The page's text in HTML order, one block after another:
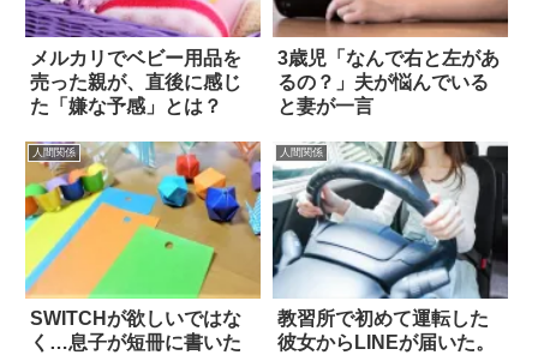
メルカリでベビー用品を
売った親が、直後に感じ
た「嫌な予感」とは？
3歳児「なんで右と左があ
るの？」夫が悩んでいる
と妻が一言
人間関係
SWITCHが欲しいではな
く…息子が短冊に書いた
人間関係
教習所で初めて運転した
彼女からLINEが届いた。